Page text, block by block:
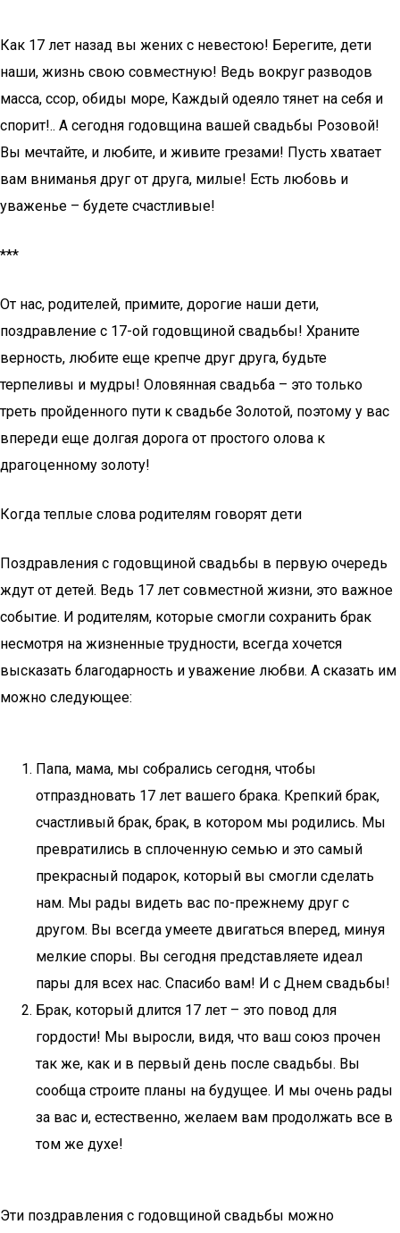
Как 17 лет назад вы жених с невестою! Берегите, дети
наши, жизнь свою совместную! Ведь вокруг разводов
масса, ссор, обиды море, Каждый одеяло тянет на себя и
спорит!.. А сегодня годовщина вашей свадьбы Розовой!
Вы мечтайте, и любите, и живите грезами! Пусть хватает
вам вниманья друг от друга, милые! Есть любовь и
уваженье – будете счастливые!
***
От нас, родителей, примите, дорогие наши дети,
поздравление с 17-ой годовщиной свадьбы! Храните
верность, любите еще крепче друг друга, будьте
терпеливы и мудры! Оловянная свадьба – это только
треть пройденного пути к свадьбе Золотой, поэтому у вас
впереди еще долгая дорога от простого олова к
драгоценному золоту!
Когда теплые слова родителям говорят дети
Поздравления с годовщиной свадьбы в первую очередь
ждут от детей. Ведь 17 лет совместной жизни, это важное
событие. И родителям, которые смогли сохранить брак
несмотря на жизненные трудности, всегда хочется
высказать благодарность и уважение любви. А сказать им
можно следующее:
Папа, мама, мы собрались сегодня, чтобы
отпраздновать 17 лет вашего брака. Крепкий брак,
счастливый брак, брак, в котором мы родились. Мы
превратились в сплоченную семью и это самый
прекрасный подарок, который вы смогли сделать
нам. Мы рады видеть вас по-прежнему друг с
другом. Вы всегда умеете двигаться вперед, минуя
мелкие споры. Вы сегодня представляете идеал
пары для всех нас. Спасибо вам! И с Днем свадьбы!
Брак, который длится 17 лет – это повод для
гордости! Мы выросли, видя, что ваш союз прочен
так же, как и в первый день после свадьбы. Вы
сообща строите планы на будущее. И мы очень рады
за вас и, естественно, желаем вам продолжать все в
том же духе!
Эти поздравления с годовщиной свадьбы можно